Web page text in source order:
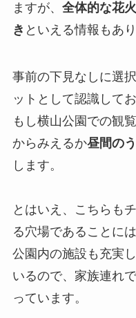
ますが、 全体的な花
き といえる情報もあり
事前の下見なしに選
ットとして認識して
もし横山公園での観
からみえるか昼間の
します。
とはいえ、こちらも
る穴場であることに
公園内の施設も充実
いるので、家族連れ
っています。